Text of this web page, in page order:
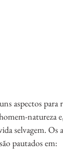
aspectos
natureza
selvagem. Os
pautados em: